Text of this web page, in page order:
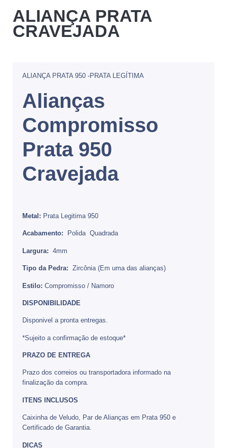
ALIANÇA PRATA
CRAVEJADA
ALIANÇA PRATA 950 -PRATA LEGÍTIMA
Alianças
Compromisso
Prata 950
Cravejada
Metal: Prata Legitima 950
Acabamento: Polida Quadrada
Largura: 4mm
Tipo da Pedra: Zircônia (Em uma das alianças)
Estilo: Compromisso / Namoro
DISPONIBILIDADE
Disponivel a pronta entregas.
*Sujeito a confirmação de estoque*
PRAZO DE ENTREGA
Prazo dos correios ou transportadora informado na
finalização da compra.
ITENS INCLUSOS
Caixinha de Veludo, Par de Alianças em Prata 950 e
Certificado de Garantia.
DICAS